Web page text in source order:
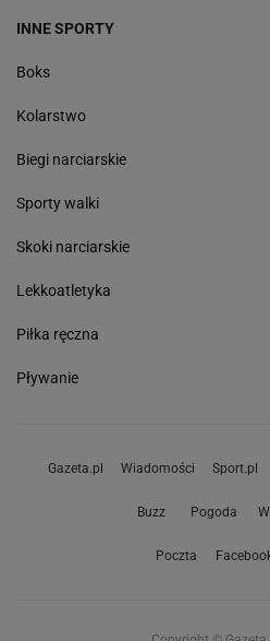
INNE SPORTY
Boks
Kolarstwo
Biegi narciarskie
Sporty walki
Skoki narciarskie
Lekkoatletyka
Piłka ręczna
Pływanie
Gazeta.pl Wiadomości Sport.pl
Buzz Pogoda
Poczta